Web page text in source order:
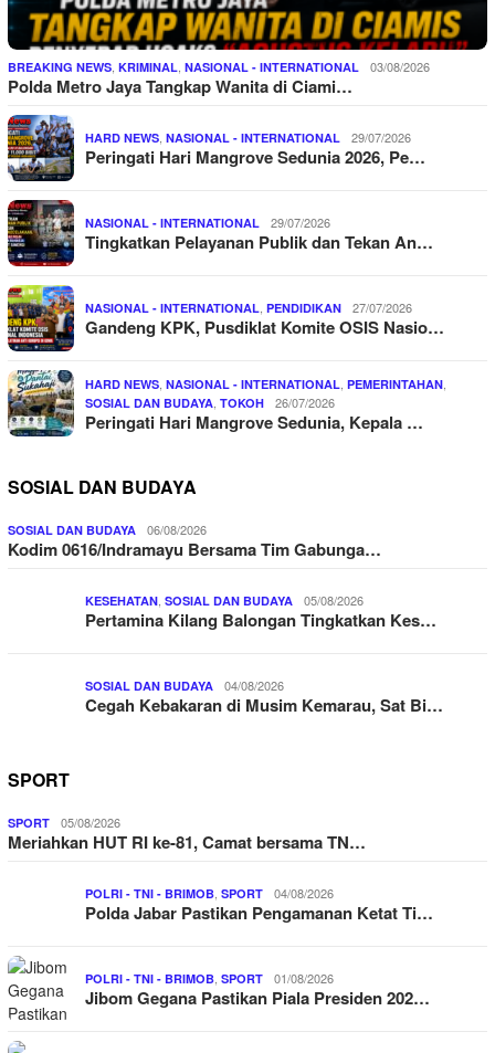
BREAKING NEWS, KRIMINAL, NASIONAL - INTERNATIONAL 03/08/2026
Polda Metro Jaya Tangkap Wanita di Ciami…
HARD NEWS, NASIONAL - INTERNATIONAL 29/07/2026
Peringati Hari Mangrove Sedunia 2026, Pe…
NASIONAL - INTERNATIONAL 29/07/2026
Tingkatkan Pelayanan Publik dan Tekan An…
NASIONAL - INTERNATIONAL, PENDIDIKAN 27/07/2026
Gandeng KPK, Pusdiklat Komite OSIS Nasio…
HARD NEWS, NASIONAL - INTERNATIONAL, PEMERINTAHAN,
SOSIAL DAN BUDAYA, TOKOH 26/07/2026
Peringati Hari Mangrove Sedunia, Kepala …
SOSIAL DAN BUDAYA
SOSIAL DAN BUDAYA 06/08/2026
Kodim 0616/Indramayu Bersama Tim Gabunga…
KESEHATAN, SOSIAL DAN BUDAYA 05/08/2026
Pertamina Kilang Balongan Tingkatkan Kes…
SOSIAL DAN BUDAYA 04/08/2026
Cegah Kebakaran di Musim Kemarau, Sat Bi…
SPORT
SPORT 05/08/2026
Meriahkan HUT RI ke-81, Camat bersama TN…
POLRI - TNI - BRIMOB, SPORT 04/08/2026
Polda Jabar Pastikan Pengamanan Ketat Ti…
POLRI - TNI - BRIMOB, SPORT 01/08/2026
Jibom Gegana Pastikan Piala Presiden 202…